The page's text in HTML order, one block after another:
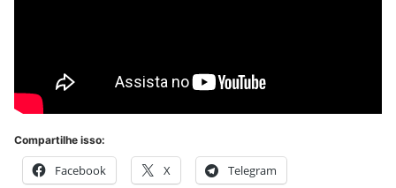
Compartilhe isso:
Facebook X Telegram